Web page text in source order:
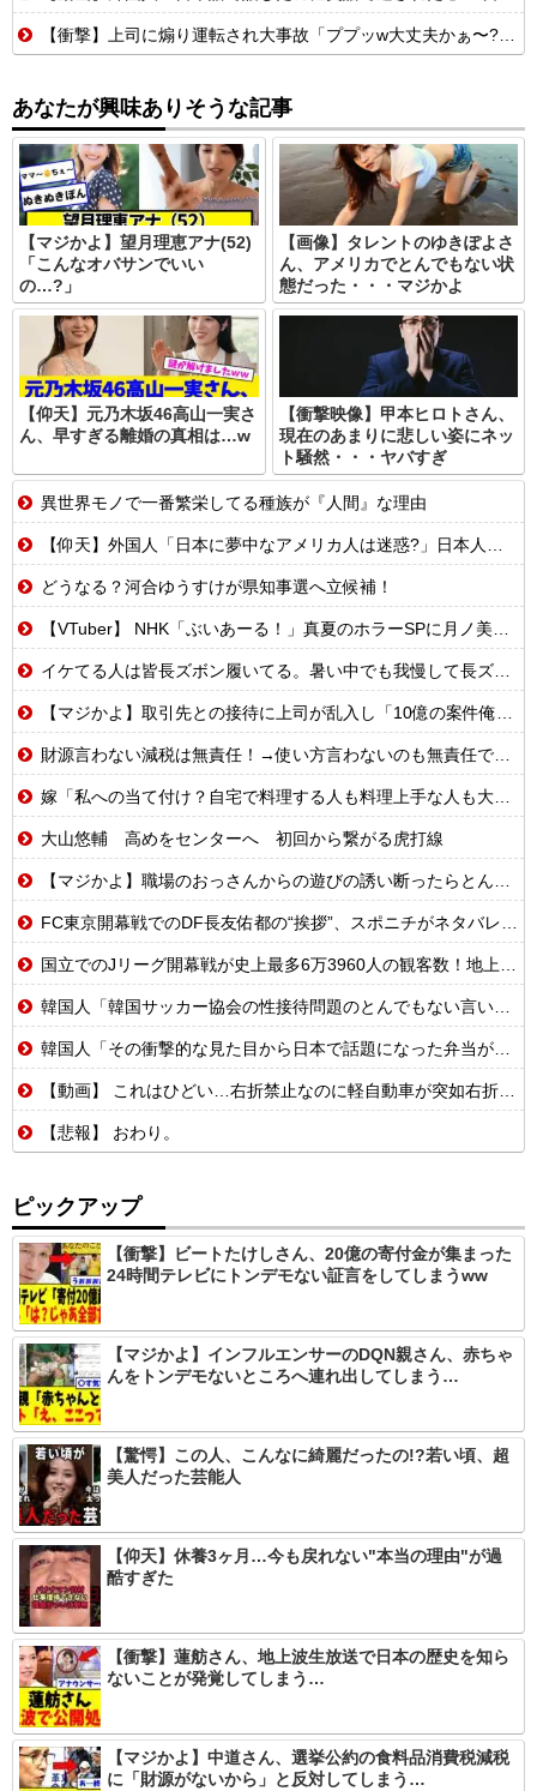
【衝撃】上司に煽り運転され大事故「ププッw大丈夫かぁ〜?w」→俺「あなたのせいで玉突き事故発生してますが」「え!?」
あなたが興味ありそうな記事
【マジかよ】望月理恵アナ(52)
「こんなオバサンでいい
の…?」
【画像】タレントのゆきぽよさ
ん、アメリカでとんでもない状
態だった・・・マジかよ
【仰天】元乃木坂46高山一実さ
ん、早すぎる離婚の真相は…w
【衝撃映像】甲本ヒロトさん、
現在のあまりに悲しい姿にネッ
ト騒然・・・ヤバすぎ
異世界モノで一番繁栄してる種族が『人間』な理由
【仰天】外国人「日本に夢中なアメリカ人は迷惑?」日本人の回答が的確すぎた
どうなる？河合ゆうすけが県知事選へ立候補！
【VTuber】 NHK「ぶいあーる！」真夏のホラーSPに月ノ美兎・ましろ爻・市松寿ゞ謡が出演！“VTuber×ホラー”を語る【8/8(土)21:05】
イケてる人は皆長ズボン履いてる。暑い中でも我慢して長ズボン履いてる。半ズボンはモテ無い。厳しいって
【マジかよ】取引先との接待に上司が乱入し「10億の案件俺がもらったw残念だったな負け犬w」→取引先社長「誰だね君は…」既に契約成立していて…
財源言わない減税は無責任！→使い方言わないのも無責任では？
嫁「私への当て付け？自宅で料理する人も料理上手な人も大っっ嫌い！」嫁が料理嫌いで育児大変だから時間ある時は俺が料理する、片付けまで全部やるって言うと嫁がヒスって困る
大山悠輔 高めをセンターへ 初回から繋がる虎打線
【マジかよ】職場のおっさんからの遊びの誘い断ったらとんでもないこと言われたんだが
FC東京開幕戦でのDF長友佑都の“挨拶”、スポニチがネタバレ報道
国立でのJリーグ開幕戦が史上最多6万3960人の観客数！地上波中継＆劇的な試合展開でSNSでも話題に
韓国人「韓国サッカー協会の性接待問題のとんでもない言い訳がこちら…」→「もはや自白だろこれ…（ﾌﾞﾙﾌﾞﾙ」＝韓国の反応
韓国人「その衝撃的な見た目から日本で話題になった弁当がこちら…」→「どんな刺激的な味なんだ…？（ﾌﾞﾙﾌﾞﾙ」＝韓国の反応
【動画】 これはひどい…右折禁止なのに軽自動車が突如右折し路面電車と衝突→乗ってた三人組が車を捨て逃走ｗｗｗｗｗｗ
【悲報】 おわり。
ピックアップ
【衝撃】ビートたけしさん、20億の寄付金が集まった
24時間テレビにトンデモない証言をしてしまうww
【マジかよ】インフルエンサーのDQN親さん、赤ちゃ
んをトンデモないところへ連れ出してしまう…
【驚愕】この人、こんなに綺麗だったの!?若い頃、超
美人だった芸能人
【仰天】休養3ヶ月…今も戻れない"本当の理由"が過
酷すぎた
【衝撃】蓮舫さん、地上波生放送で日本の歴史を知ら
ないことが発覚してしまう…
【マジかよ】中道さん、選挙公約の食料品消費税減税
に「財源がないから」と反対してしまう…